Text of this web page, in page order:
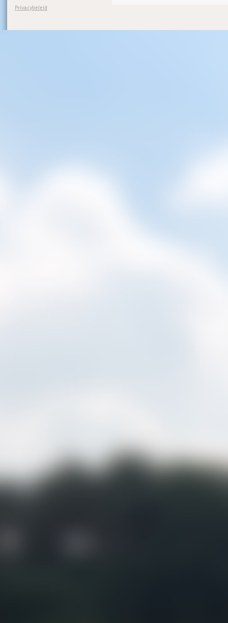
Privacybeleid